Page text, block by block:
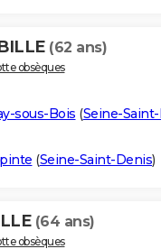
(62 ans)
obsèques
sous-Bois (Seine-
(Seine-Saint-Denis)
(64 ans)
obsèques